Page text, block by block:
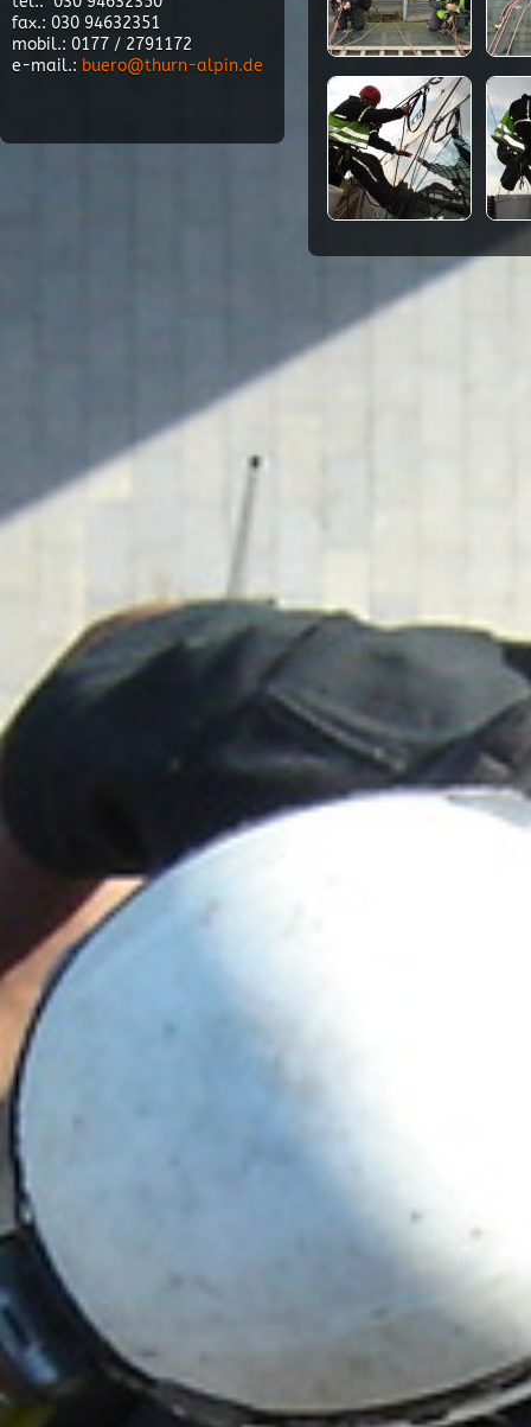
fax.: 030 94632351
mobil.: 0177 / 2791172
e-mail.: buero@thurn-alpin.de